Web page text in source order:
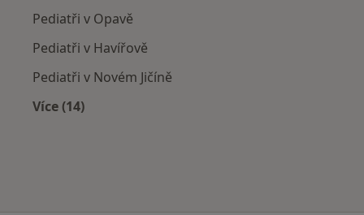
Pediatři v Opavě
Pediatři v Havířově
Pediatři v Novém Jičíně
Více (14)